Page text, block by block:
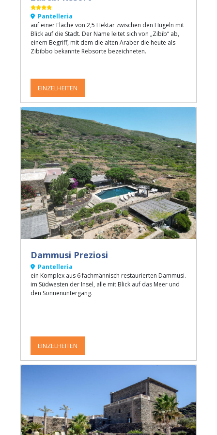
Pantelleria
auf einer Fläche von 2,5 Hektar zwischen den Hügeln mit
Blick auf die Stadt. Der Name leitet sich von „Zibib“ ab,
einem Begriff, mit dem die alten Araber die heute als
Zibibbo bekannte Rebsorte bezeichneten.
EINZELHEITEN
Dammusi Preziosi
Pantelleria
ein Komplex aus 6 fachmännisch restaurierten Dammusi.
im Südwesten der Insel, alle mit Blick auf das Meer und
den Sonnenuntergang.
EINZELHEITEN